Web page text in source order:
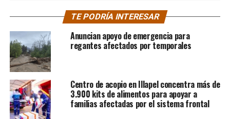
TE PODRÍA INTERESAR
Anuncian apoyo de emergencia para
regantes afectados por temporales
Centro de acopio en Illapel concentra más de
3.900 kits de alimentos para apoyar a
familias afectadas por el sistema frontal